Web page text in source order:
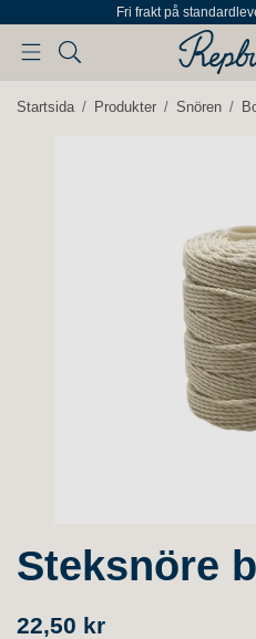
Fri frakt på
Startsida / Produkter / Snören /
Steksnöre
22,50 kr